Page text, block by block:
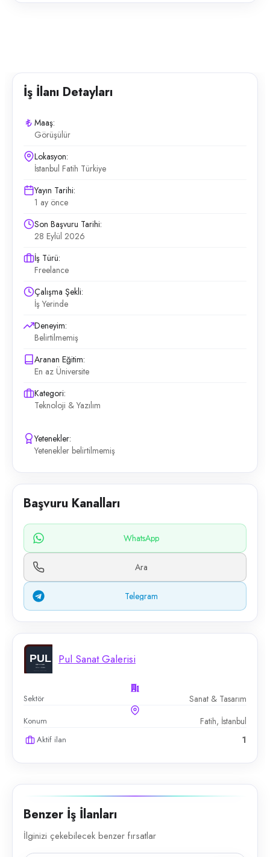
İş İlanı Detayları
Maaş:
Görüşülür
Lokasyon:
İstanbul Fatih Türkiye
Yayın Tarihi:
1 ay önce
Son Başvuru Tarihi:
28 Eylül 2026
İş Türü:
Freelance
Çalışma Şekli:
İş Yerinde
Deneyim:
Belirtilmemiş
Aranan Eğitim:
En az Üniversite
Kategori:
Teknoloji & Yazılım
Yetenekler:
Yetenekler belirtilmemiş
Başvuru Kanalları
WhatsApp
Ara
Telegram
Pul Sanat Galerisi
Sektör Sanat & Tasarım
Konum Fatih, İstanbul
Aktif ilan 1
Benzer İş İlanları
İlginizi çekebilecek benzer fırsatlar